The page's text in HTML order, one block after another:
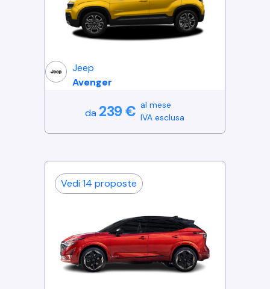
Jeep
Avenger
da 239€ al mese
IVA esclusa
Vedi 14 proposte